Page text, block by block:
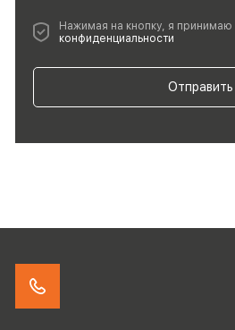
Нажимая на кнопку, я принимаю
конфиденциальности
Отправить